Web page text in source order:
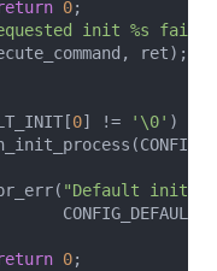
0;
init %s
0] != '\0' ) {
pr_err(
"Default init
0;